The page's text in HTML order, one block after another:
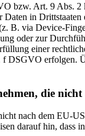
bzw. Art. 9 Abs.
in
B. via Device-
oder zur
einer
f DSGVO erfolgen.
die
nach dem EU-
darauf hin, dass